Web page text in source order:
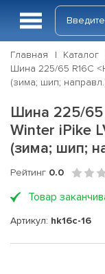
Главная Каталог
Шина 225/65 R16C
(зима; шип;
Шина 225/65
Winter iPike
(зима; шип;
Рейтинг 0.0
Товар
Артикул: hk16c-16